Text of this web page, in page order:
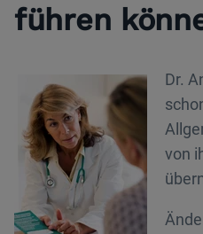
führen
Dr.
von